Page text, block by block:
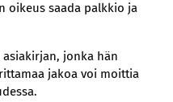
oikeus saada palkkio ja
jonka hän
jakoa voi moittia